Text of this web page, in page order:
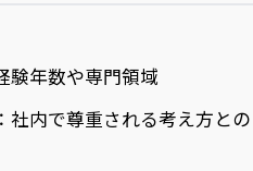
験年数や専門領域
社内で尊重される考え方との